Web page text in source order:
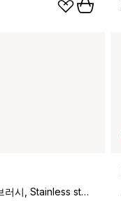
모도 Rof 벽걸이 변기 브러시, Stainless steel, Ø8.5x49 cm